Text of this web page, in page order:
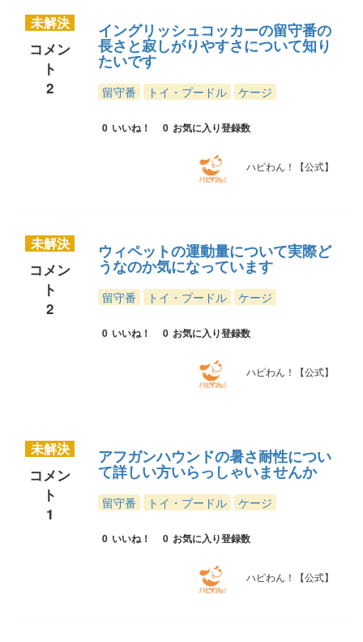
未解決
コメン
ト
2
イングリッシュコッカーの留守番の
長さと寂しがりやすさについて知り
たいです
留守番 トイ・プードル ケージ
0 いいね！ 0 お気に入り登録数
ハピわん！【公式】
未解決
コメン
ト
2
ウィペットの運動量について実際ど
うなのか気になっています
留守番 トイ・プードル ケージ
0 いいね！ 0 お気に入り登録数
ハピわん！【公式】
未解決
コメン
ト
1
アフガンハウンドの暑さ耐性につい
て詳しい方いらっしゃいませんか
留守番 トイ・プードル ケージ
0 いいね！ 0 お気に入り登録数
ハピわん！【公式】